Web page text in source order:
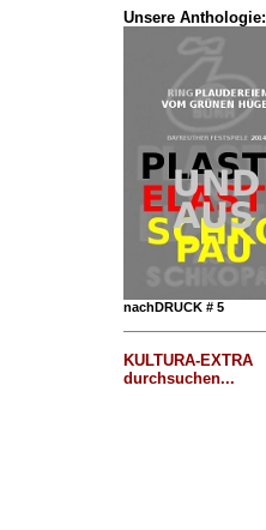
Unsere Anthologie:
nachDRUCK # 5
KULTURA-EXTRA
durchsuchen...